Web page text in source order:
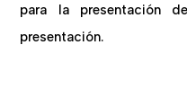
para la presentación
presentación.